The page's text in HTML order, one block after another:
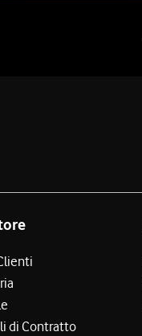
di Contratto